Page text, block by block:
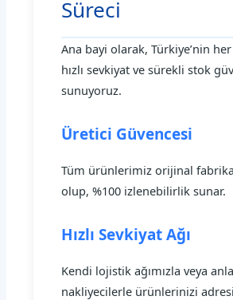
Süreci
Ana bayi olarak, Türkiye’nin
hızlı sevkiyat ve sürekli stok
sunuyoruz.
Üretici Güvencesi
Tüm ürünlerimiz orijinal
olup, %100 izlenebilirlik sunar.
Hızlı Sevkiyat Ağı
Kendi lojistik ağımızla veya
nakliyecilerle ürünlerinizi